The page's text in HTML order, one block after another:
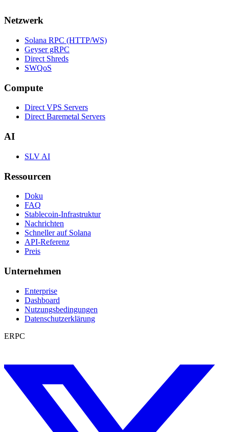
Netzwerk
Solana RPC (HTTP/WS)
Geyser gRPC
Direct Shreds
SWQoS
Compute
Direct VPS Servers
Direct Baremetal Servers
AI
SLV AI
Ressourcen
Doku
FAQ
Stablecoin-Infrastruktur
Nachrichten
Schneller auf Solana
API-Referenz
Preis
Unternehmen
Enterprise
Dashboard
Nutzungsbedingungen
Datenschutzerklärung
ERPC